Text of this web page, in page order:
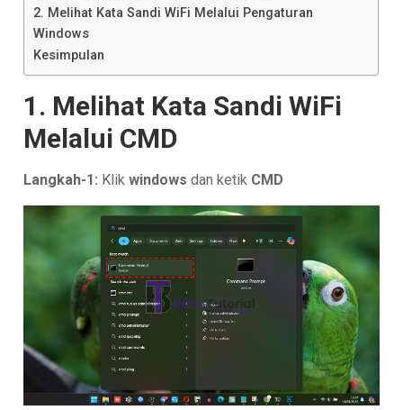
2. Melihat Kata Sandi WiFi Melalui Pengaturan
Windows
Kesimpulan
1. Melihat Kata Sandi WiFi
Melalui CMD
Langkah-1: Klikwindows dan ketik CMD